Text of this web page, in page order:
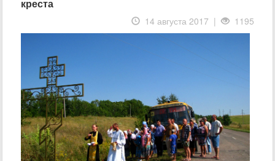
креста
14 августа 2017 | 1195